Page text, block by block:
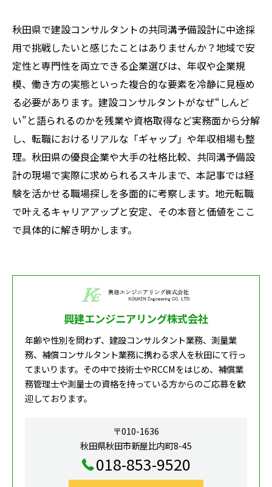
秋田県で建設コンサルタントの共同溝予備設計に中途採
用で挑戦したいと感じたことはありませんか？地域で安
定性と専門性を両立できる企業選びは、年収や企業規
模、働き方の実態といった複合的な要素を冷静に見極め
る必要があります。建設コンサルタントがなぜ“しんど
い”と語られるのかを残業や資格取得など実務面から分解
し、転職におけるリアルな「ギャップ」や年収相場も整
理。秋田県の優良企業や大手の社格比較、共同溝予備設
計の現場で実際に求められるスキルまで、本記事では経
験を活かせる職場探しを多面的に考察します。地元転職
で叶えるキャリアアップと安定、その本音と価値をここ
で具体的に解き明かします。
興建エンジニアリング株式会社
年齢や性別を問わず、建設コンサルタント業務、測量業
務、補償コンサルタント業務に携わる求人を秋田にて行っ
てまいります。その中で技術士やRCCMをはじめ、補償業
務管理士や測量士の資格を持っている方からのご応募を歓
迎しております。
〒010-1636
秋田県秋田市新屋比内町8-45
018-853-9520